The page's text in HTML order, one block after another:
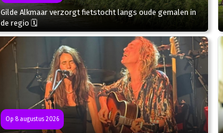
Gilde Alkmaar verzorgt fietstocht langs oude gemalen in
de regio 🗓
Op 8 augustus 2026